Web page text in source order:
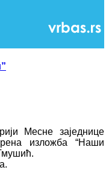
Месне заједнице
изложба “Наши